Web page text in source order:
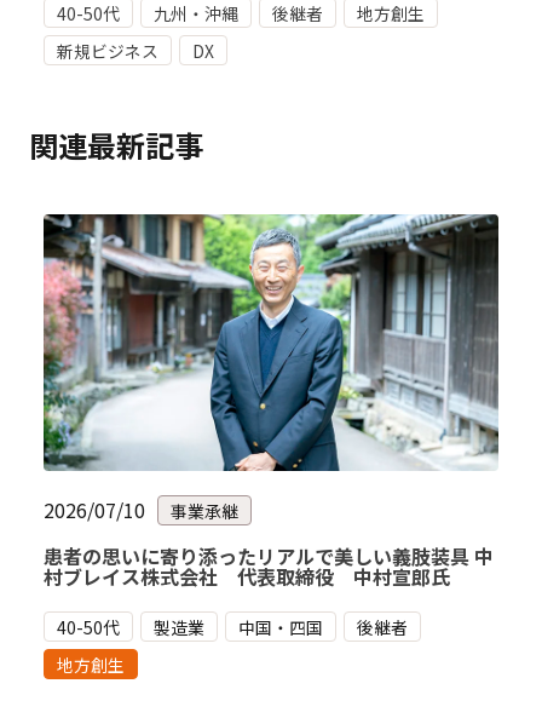
40-50代 九州・沖縄 後継者
地方創生
新規ビジネス
DX
関連最新記事
2026/07/10 事業承継
患者の思いに寄り添ったリアルで美しい義肢装具 中
村ブレイス株式会社 代表取締役 中村宣郎氏
40-50代 製造業 中国・四国
後継者
地方創生